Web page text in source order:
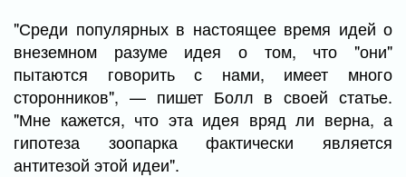
"Среди популярных в настоящее время идей о
внеземном разуме идея о том, что "они"
пытаются говорить с нами, имеет много
сторонников", — пишет Болл в своей статье.
"Мне кажется, что эта идея вряд ли верна, а
гипотеза зоопарка фактически является
антитезой этой идеи".